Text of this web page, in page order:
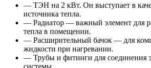
— ТЭН на 2 кВт. Он выступает в
источника тепла.
— Радиатор — важный элемент для
тепла в помещении.
— Расширительный бачок — для
жидкости при нагревании.
— Трубы и фитинги для соединения
системы.